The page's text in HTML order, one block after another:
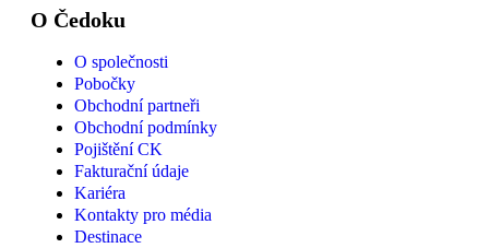
O Čedoku
O společnosti
Pobočky
Obchodní partneři
Obchodní podmínky
Pojištění CK
Fakturační údaje
Kariéra
Kontakty pro média
Destinace